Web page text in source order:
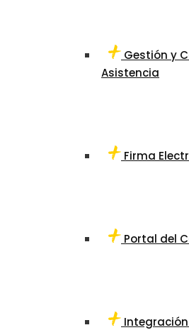
Gestión y
Asistencia
Firma
Portal del
Integración